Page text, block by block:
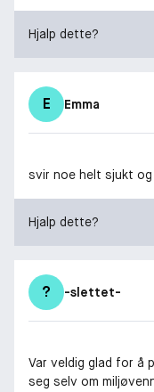
Hjalp dette?
E Emma
svir noe helt sjukt
Hjalp dette?
? -slettet-
Var veldig glad for å
seg selv om